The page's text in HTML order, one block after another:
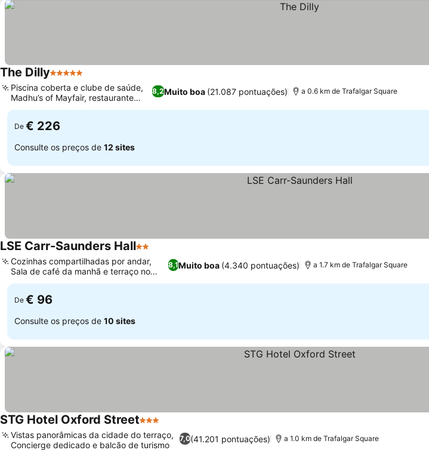
The Dilly5 Estrelas
8,2Muito boa (21.087 pontuações)
Piscina coberta e clube de saúde,
Madhu’s of Mayfair, restaurante
indiano
a 0.6 km de Trafalgar Square
De € 226
Consulte os preços de 12 sites
LSE Carr-Saunders Hall2 Estrelas
8,1Muito boa (4.340 pontuações)
Cozinhas compartilhadas por andar,
Sala de café da manhã e terraço no
último andar
a 1.7 km de Trafalgar Square
De € 96
Consulte os preços de 10 sites
STG Hotel Oxford Street3 Estrelas
7,0(41.201 pontuações)
Vistas panorâmicas da cidade do terraço,
Concierge dedicado e balcão de turismo
a 1.0 km de Trafalgar Square